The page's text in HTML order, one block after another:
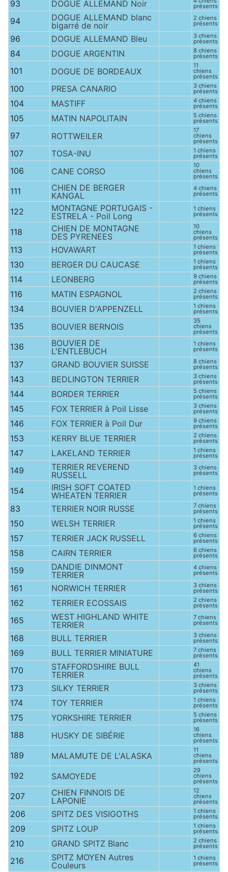
93 DOGUE ALLEMAND Noir présents
94
DOGUE ALLEMAND blanc
bigarré de noir
2 chiens
présents
96 DOGUE ALLEMAND Bleu 3 chiens
présents
84 DOGUE ARGENTIN 8 chiens
présents
101 DOGUE DE BORDEAUX
11
chiens
présents
100 PRESA CANARIO 3 chiens
présents
104 MASTIFF 4 chiens
présents
105 MATIN NAPOLITAIN 5 chiens
présents
97 ROTTWEILER
17
chiens
présents
107 TOSA-INU 1 chiens
présents
106 CANE CORSO
10
chiens
présents
111
CHIEN DE BERGER
KANGAL
4 chiens
présents
122
MONTAGNE PORTUGAIS -
ESTRELA - Poil Long
1 chiens
présents
118
CHIEN DE MONTAGNE
DES PYRENEES
10
chiens
présents
113 HOVAWART 1 chiens
présents
130 BERGER DU CAUCASE 1 chiens
présents
114 LEONBERG 9 chiens
présents
116 MATIN ESPAGNOL 2 chiens
présents
134 BOUVIER D'APPENZELL 1 chiens
présents
135 BOUVIER BERNOIS
35
chiens
présents
136
BOUVIER DE
L'ENTLEBUCH
1 chiens
présents
137 GRAND BOUVIER SUISSE 8 chiens
présents
143 BEDLINGTON TERRIER 3 chiens
présents
144 BORDER TERRIER 5 chiens
présents
145 FOX TERRIER à Poil Lisse 3 chiens
présents
146 FOX TERRIER à Poil Dur 9 chiens
présents
153 KERRY BLUE TERRIER 2 chiens
présents
147 LAKELAND TERRIER 1 chiens
présents
149
TERRIER REVEREND
RUSSELL
3 chiens
présents
154
IRISH SOFT COATED
WHEATEN TERRIER
1 chiens
présents
83 TERRIER NOIR RUSSE 7 chiens
présents
150 WELSH TERRIER 1 chiens
présents
157 TERRIER JACK RUSSELL 6 chiens
présents
158 CAIRN TERRIER 6 chiens
présents
159
DANDIE DINMONT
TERRIER
4 chiens
présents
161 NORWICH TERRIER 3 chiens
présents
162 TERRIER ECOSSAIS 2 chiens
présents
165
WEST HIGHLAND WHITE
TERRIER
7 chiens
présents
168 BULL TERRIER 3 chiens
présents
169 BULL TERRIER MINIATURE 7 chiens
présents
170
STAFFORDSHIRE BULL
TERRIER
41
chiens
présents
173 SILKY TERRIER 3 chiens
présents
174 TOY TERRIER 1 chiens
présents
175 YORKSHIRE TERRIER 5 chiens
présents
188 HUSKY DE SIBÉRIE
16
chiens
présents
189 MALAMUTE DE L'ALASKA
11
chiens
présents
192 SAMOYEDE
29
chiens
présents
207
CHIEN FINNOIS DE
LAPONIE
12
chiens
présents
206 SPITZ DES VISIGOTHS 1 chiens
présents
209 SPITZ LOUP 1 chiens
présents
210 GRAND SPITZ Blanc 2 chiens
présents
216
SPITZ MOYEN Autres
Couleurs
1 chiens
présents